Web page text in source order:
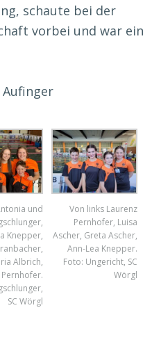
schaute bei der
vorbei und war ein
Aufinger
und
Knepper,
Albrich,
SC Wörgl
Von links Laurenz
Pernhofer, Luisa
Ascher, Greta Ascher,
Ann-Lea Knepper.
Foto: Ungericht, SC
Wörgl